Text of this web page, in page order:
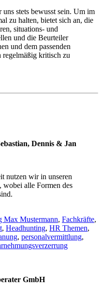
stets bewusst sein. Um im
zu halten, bietet sich an, die
situations- und
und die Beurteiler
und dem passenden
kritisch zu
Dennis & Jan
nutzen wir in unseren
wobei alle Formen des
Max Mustermann, Fachkräfte,
, Headhunting, HR Themen,
, personalvermittlung,
GmbH